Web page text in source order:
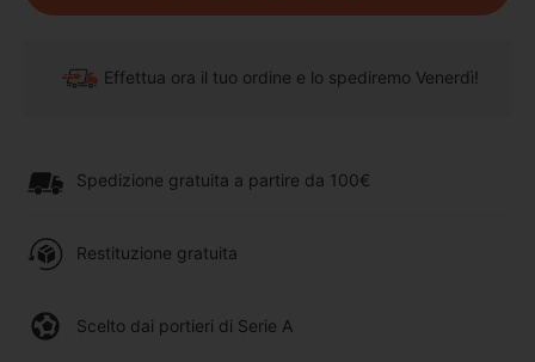
Effettua ora il tuo ordine e lo spediremo Venerdì!
Spedizione gratuita a partire da 100€
Restituzione gratuita
Scelto dai portieri di Serie A